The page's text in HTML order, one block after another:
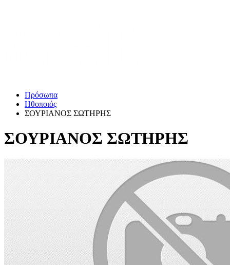
Πρόσωπα
Ηθοποιός
ΣΟΥΡΙΑΝΟΣ ΣΩΤΗΡΗΣ
ΣΟΥΡΙΑΝΟΣ ΣΩΤΗΡΗΣ